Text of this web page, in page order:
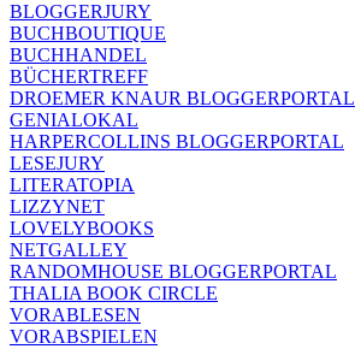
BLOGGERJURY
BUCHBOUTIQUE
BUCHHANDEL
BÜCHERTREFF
DROEMER KNAUR BLOGGERPORTAL
GENIALOKAL
HARPERCOLLINS BLOGGERPORTAL
LESEJURY
LITERATOPIA
LIZZYNET
LOVELYBOOKS
NETGALLEY
RANDOMHOUSE BLOGGERPORTAL
THALIA BOOK CIRCLE
VORABLESEN
VORABSPIELEN